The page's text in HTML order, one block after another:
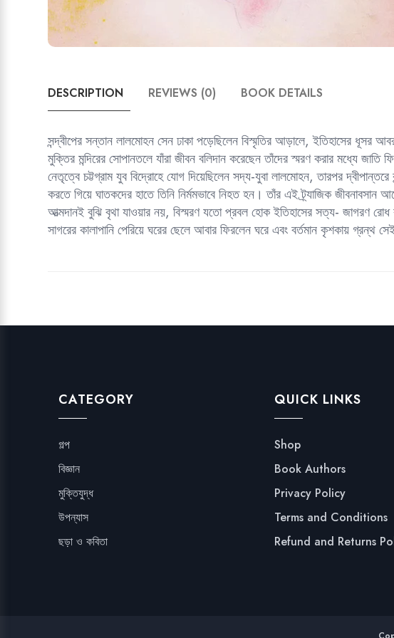
DESCRIPTION REVIEWS (0) BOOK DETAILS
সন্দ্বীপের সন্তান লালমোহন সেন ঢাকা পড়েছিলেন বিস্মৃতির আড়ালে, ইতিহাসের ধূসর
মুক্তির মন্দিরের সোপানতলে যাঁরা জীবন বলিদান করেছেন তাঁদের স্মরণ করার মধ্যে
নেতৃত্বে চট্টগ্রাম যুব বিদ্রোহে যোগ দিয়েছিলেন সদ্য-যুবা লালমোহন, তারপর
করতে গিয়ে ঘাতকদের হাতে তিনি নির্মমভাবে নিহত হন। তাঁর এই ট্র্যাজিক
আত্মদানই বুঝি বৃথা যাওয়ার নয়, বিস্মরণ যতো প্রবল হোক ইতিহাসের সত্য- জাগরণ রোধ
সাগরের কালাপানি পেরিয়ে ঘরের ছেলে আবার ফিরলেন ঘরে এবং বর্তমান কৃশকায় গ্রন্থ
CATEGORY
গল্প
বিজ্ঞান
মুক্তিযুদ্ধ
উপন্যাস
ছড়া ও কবিতা
QUICK LINKS
Shop
Book Authors
Privacy Policy
Terms and Conditions
Refund and Returns